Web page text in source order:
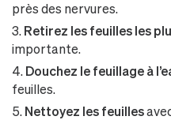
près des nervures.
Retirez les feuilles les
importante.
Douchez le feuillage à
feuilles.
Nettoyez les feuilles